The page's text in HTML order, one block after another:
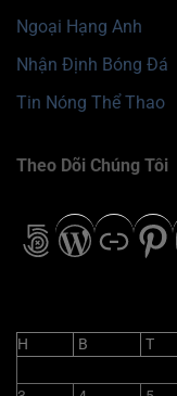
Ngoại Hạng Anh
Nhận Định Bóng Đá
Tin Nóng Thể Thao
Theo Dõi Chúng Tôi
500px
Liên
H B T